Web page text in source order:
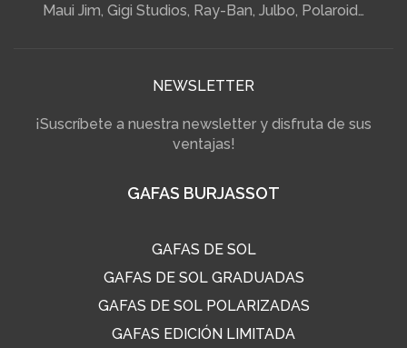
Maui Jim, Gigi Studios, Ray-Ban, Julbo, Polaroid…
NEWSLETTER
¡Suscríbete a nuestra newsletter y disfruta de sus
ventajas!
GAFAS BURJASSOT
GAFAS DE SOL
GAFAS DE SOL GRADUADAS
GAFAS DE SOL POLARIZADAS
GAFAS EDICIÓN LIMITADA